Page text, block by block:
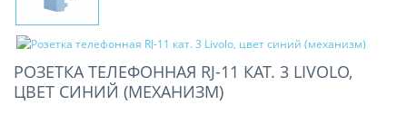
РОЗЕТКА ТЕЛЕФОННАЯ RJ-11 КАТ. 3 LIVOLO,
ЦВЕТ СИНИЙ (МЕХАНИЗМ)